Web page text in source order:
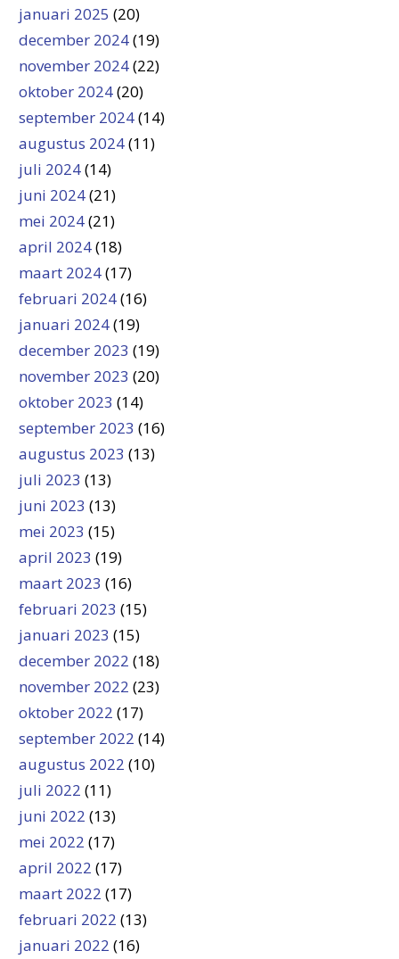
januari 2025 (20)
december 2024(19)
november 2024(22)
oktober 2024(20)
september 2024(14)
augustus 2024(11)
juli 2024(14)
juni 2024(21)
mei 2024(21)
april 2024(18)
maart 2024(17)
februari 2024(16)
januari 2024(19)
december 2023 (19)
november 2023 (20)
oktober 2023 (14)
september 2023 (16)
augustus 2023 (13)
juli 2023 (13)
juni 2023 (13)
mei 2023 (15)
april 2023 (19)
maart 2023 (16)
februari 2023 (15)
januari 2023 (15)
december 2022 (18)
november 2022 (23)
oktober 2022 (17)
september 2022 (14)
augustus 2022 (10)
juli 2022 (11)
juni 2022 (13)
mei 2022 (17)
april 2022 (17)
maart 2022 (17)
februari 2022 (13)
januari 2022 (16)